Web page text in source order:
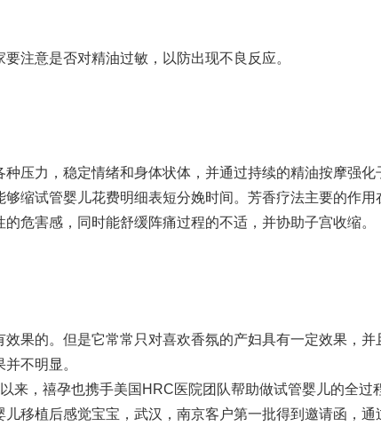
注意是否对精油过敏，以防出现不良反应。
种压力，稳定情绪和身体状体，并通过持续的精油按摩强化
够缩试管婴儿花费明细表短分娩时间。芳香疗法主要的作用
的危害感，同时能舒缓阵痛过程的不适，并协助子宫收缩。
果的。但是它常常只对喜欢香氛的产妇具有一定效果，并
不明显。
来，禧孕也携手美国HRC医院团队帮助做试管婴儿的全过
儿移植后感觉宝宝，武汉，南京客户第一批得到邀请函，通